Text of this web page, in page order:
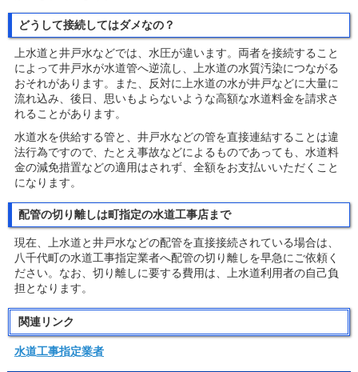
どうして接続してはダメなの？
上水道と井戸水などでは、水圧が違います。両者を接続すること
によって井戸水が水道管へ逆流し、上水道の水質汚染につながる
おそれがあります。また、反対に上水道の水が井戸などに大量に
流れ込み、後日、思いもよらないような高額な水道料金を請求さ
れることがあります。
水道水を供給する管と、井戸水などの管を直接連結することは違
法行為ですので、たとえ事故などによるものであっても、水道料
金の減免措置などの適用はされず、全額をお支払いいただくこと
になります。
配管の切り離しは町指定の水道工事店まで
現在、上水道と井戸水などの配管を直接接続されている場合は、
八千代町の水道工事指定業者へ配管の切り離しを早急にご依頼く
ださい。なお、切り離しに要する費用は、上水道利用者の自己負
担となります。
関連リンク
水道工事指定業者